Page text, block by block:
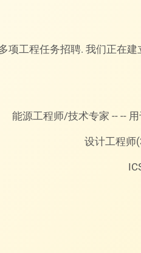
项工程任务招聘. 我们正在
能源工程师/技术专家 -- --
设计工程师